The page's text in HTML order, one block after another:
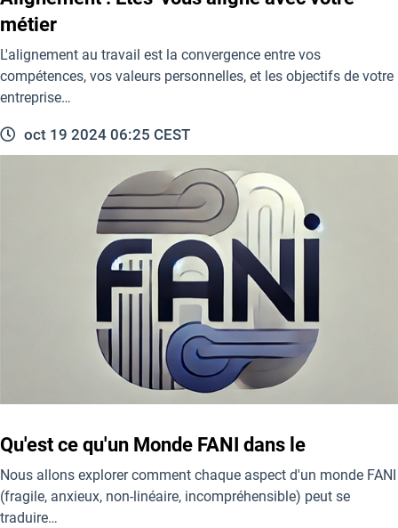
métier
L'alignement au travail est la convergence entre vos
compétences, vos valeurs personnelles, et les objectifs de votre
entreprise…
oct 19 2024 06:25 CEST
Qu'est ce qu'un Monde FANI dans le
Nous allons explorer comment chaque aspect d'un monde FANI
(fragile, anxieux, non-linéaire, incompréhensible) peut se
traduire…